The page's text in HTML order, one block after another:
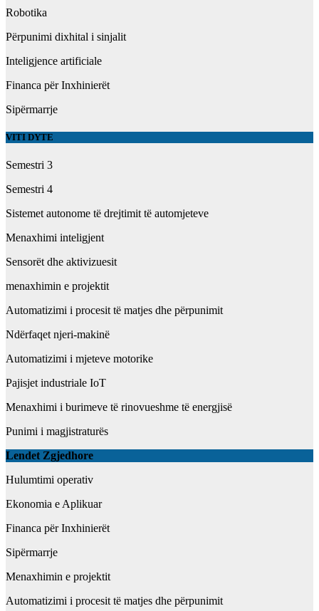
Robotika
Përpunimi dixhital i sinjalit
Inteligjence artificiale
Financa për Inxhinierët
Sipërmarrje
VITI DYTE
Semestri 3
Semestri 4
Sistemet autonome të drejtimit të automjeteve
Menaxhimi inteligjent
Sensorët dhe aktivizuesit
menaxhimin e projektit
Automatizimi i procesit të matjes dhe përpunimit
Ndërfaqet njeri-makinë
Automatizimi i mjeteve motorike
Pajisjet industriale IoT
Menaxhimi i burimeve të rinovueshme të energjisë
Punimi i magjistraturës
Lendet Zgjedhore
Hulumtimi operativ
Ekonomia e Aplikuar
Financa për Inxhinierët
Sipërmarrje
Menaxhimin e projektit
Automatizimi i procesit të matjes dhe përpunimit